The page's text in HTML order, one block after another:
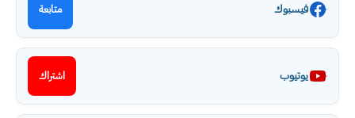
فيسبوك متابعة
يوتيوب اشتراك